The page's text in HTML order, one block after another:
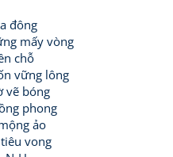
đông
mấy vòng
chỗ
vững lông
vẽ bóng
phong
ảo
vong